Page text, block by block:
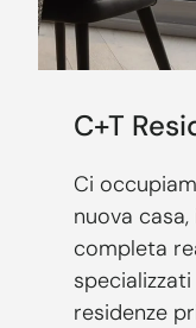
C+T
Ci
nuova
completa
residenze